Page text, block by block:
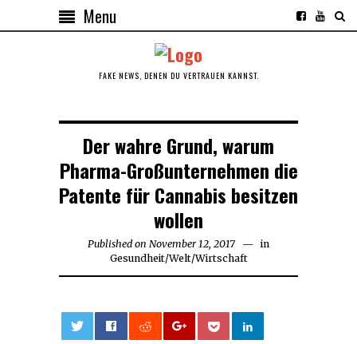
Menu
FAKE NEWS, DENEN DU VERTRAUEN KANNST.
Der wahre Grund, warum
Pharma-Großunternehmen die
Patente für Cannabis besitzen
wollen
Published on November 12, 2017
in
Gesundheit/Welt/Wirtschaft